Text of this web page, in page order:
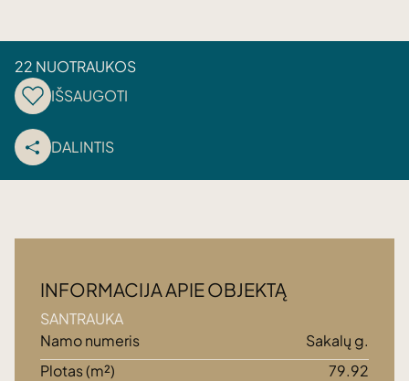
22 NUOTRAUKOS
IŠSAUGOTI
DALINTIS
INFORMACIJA APIE OBJEKTĄ
SANTRAUKA
Namo numeris
Sakalų g.
Plotas (m²)
79.92